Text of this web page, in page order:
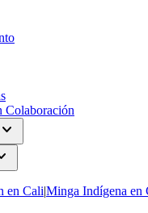
Colaboración
expand_more
en Cali|Minga Indígena en